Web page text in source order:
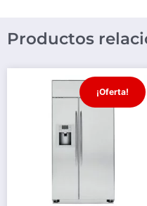
Productos
¡Oferta!